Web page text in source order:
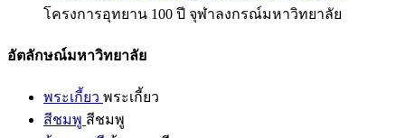
โครงการอุทยาน 100 ปี จุฬาลงกรณ์มหาวิทยาลัย
อัตลักษณ์มหาวิทยาลัย
พระเกี้ยว พระเกี้ยว
สีชมพู สีชมพู